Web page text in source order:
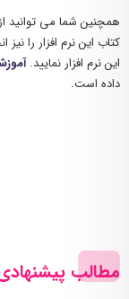
همچنین شما می توانید
کتاب این نرم افزار را
این نرم افزار نمایید.
داده است.
مطالب